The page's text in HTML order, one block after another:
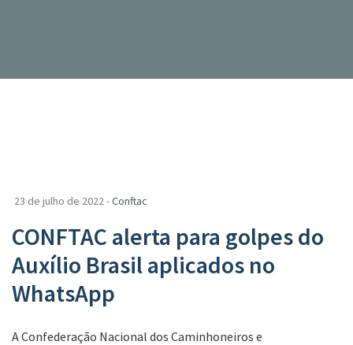
23 de julho de 2022 -Conftac
CONFTAC alerta para golpes do
Auxílio Brasil aplicados no
WhatsApp
A Confederação Nacional dos Caminhoneiros e